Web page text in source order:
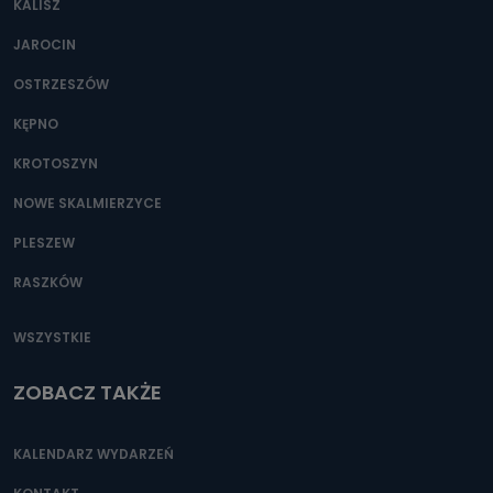
Można to zrobić pod numerem telefonu 62 735-51-05 lub
KALISZ
JAROCIN
OSTRZESZÓW
KĘPNO
KROTOSZYN
NOWE SKALMIERZYCE
PLESZEW
RASZKÓW
WSZYSTKIE
ZOBACZ TAKŻE
KALENDARZ WYDARZEŃ